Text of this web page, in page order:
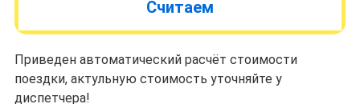
Считаем
Приведен автоматический расчёт стоимости
поездки, актульную стоимость уточняйте у
диспетчера!